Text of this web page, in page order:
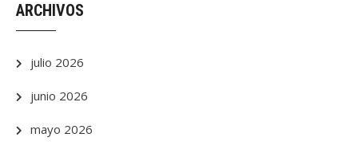
ARCHIVOS
julio 2026
junio 2026
mayo 2026